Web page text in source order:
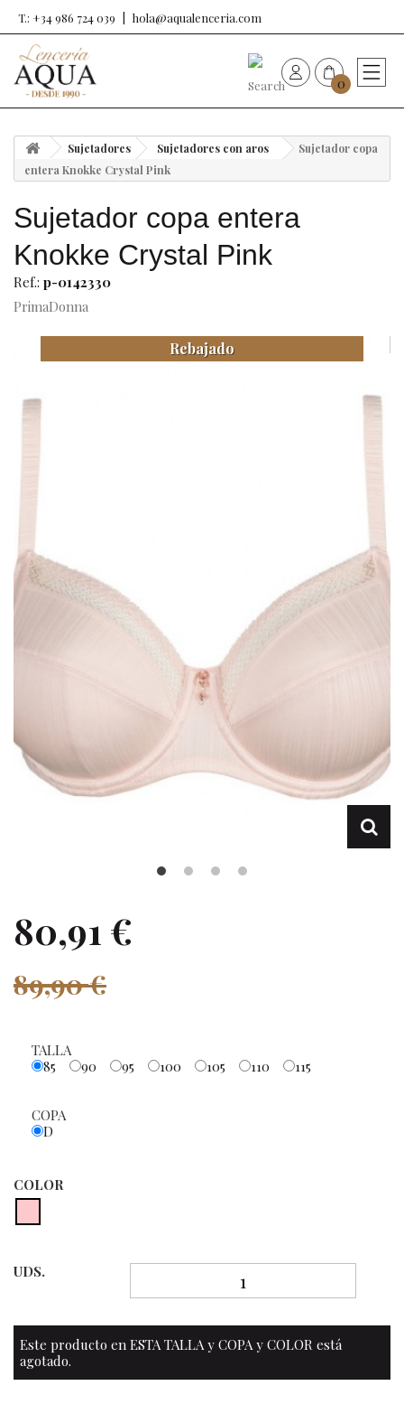
T.: +34 986 724 039 hola@aqualenceria.com
0
Nueva colección
Sujetadores
Bragas
Outlet
Sujetadores Sujetadores con aros
Sujetador copa
entera Knokke Crystal Pink
Sujetador copa entera
Knokke Crystal Pink
Ref.: p-0142330
PrimaDonna
Rebajado
80,91 €
89,90 €
TALLA
85
90 95 100 105 110 115
COPA
D
COLOR
UDS.
Este producto en ESTA TALLA y COPA y COLOR está
agotado.